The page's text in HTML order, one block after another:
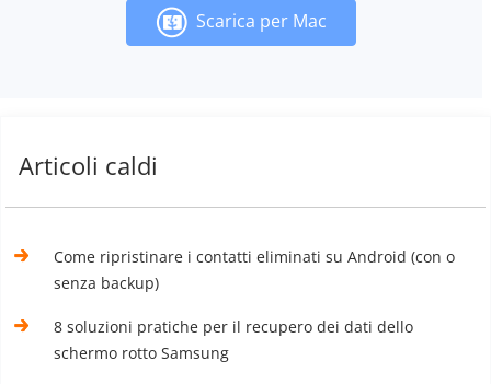
Scarica per Mac
Articoli caldi
Come ripristinare i contatti eliminati su Android (con o
senza backup)
8 soluzioni pratiche per il recupero dei dati dello
schermo rotto Samsung